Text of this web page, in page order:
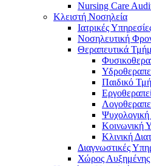
Nursing Care
Κλειστή Νοσηλεία
Ιατρικές
Νοσηλευτική
Θεραπευτικά
Παιδικό
Κοινωνική
Κλινική
Διαγνωστικές
Χώρος Αυξημένης